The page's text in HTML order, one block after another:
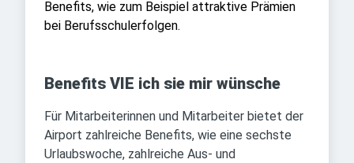
Benefits, wie zum Beispiel attraktive Prämien
bei Berufsschulerfolgen.
Benefits VIE ich sie mir wünsche
Für Mitarbeiterinnen und Mitarbeiter bietet der
Airport zahlreiche Benefits, wie eine sechste
Urlaubswoche, zahlreiche Aus- und